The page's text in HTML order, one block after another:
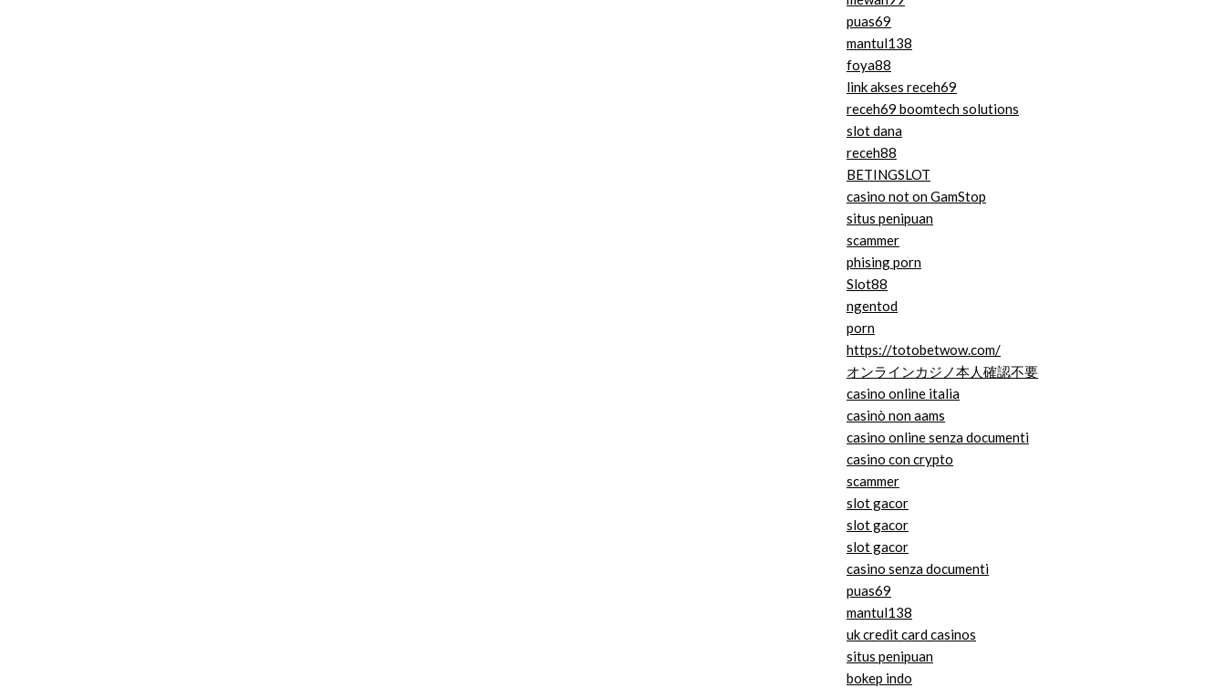
puas69
mantul138
foya88
link akses receh69
receh69 boomtech solutions
slot dana
receh88
BETINGSLOT
casino not on GamStop
situs penipuan
scammer
phising porn
Slot88
ngentod
porn
https://totobetwow.com/
オンラインカジノ本人確認不要
casino online italia
casinò non aams
casino online senza documenti
casino con crypto
scammer
slot gacor
slot gacor
slot gacor
casino senza documenti
puas69
mantul138
uk credit card casinos
situs penipuan
bokep indo